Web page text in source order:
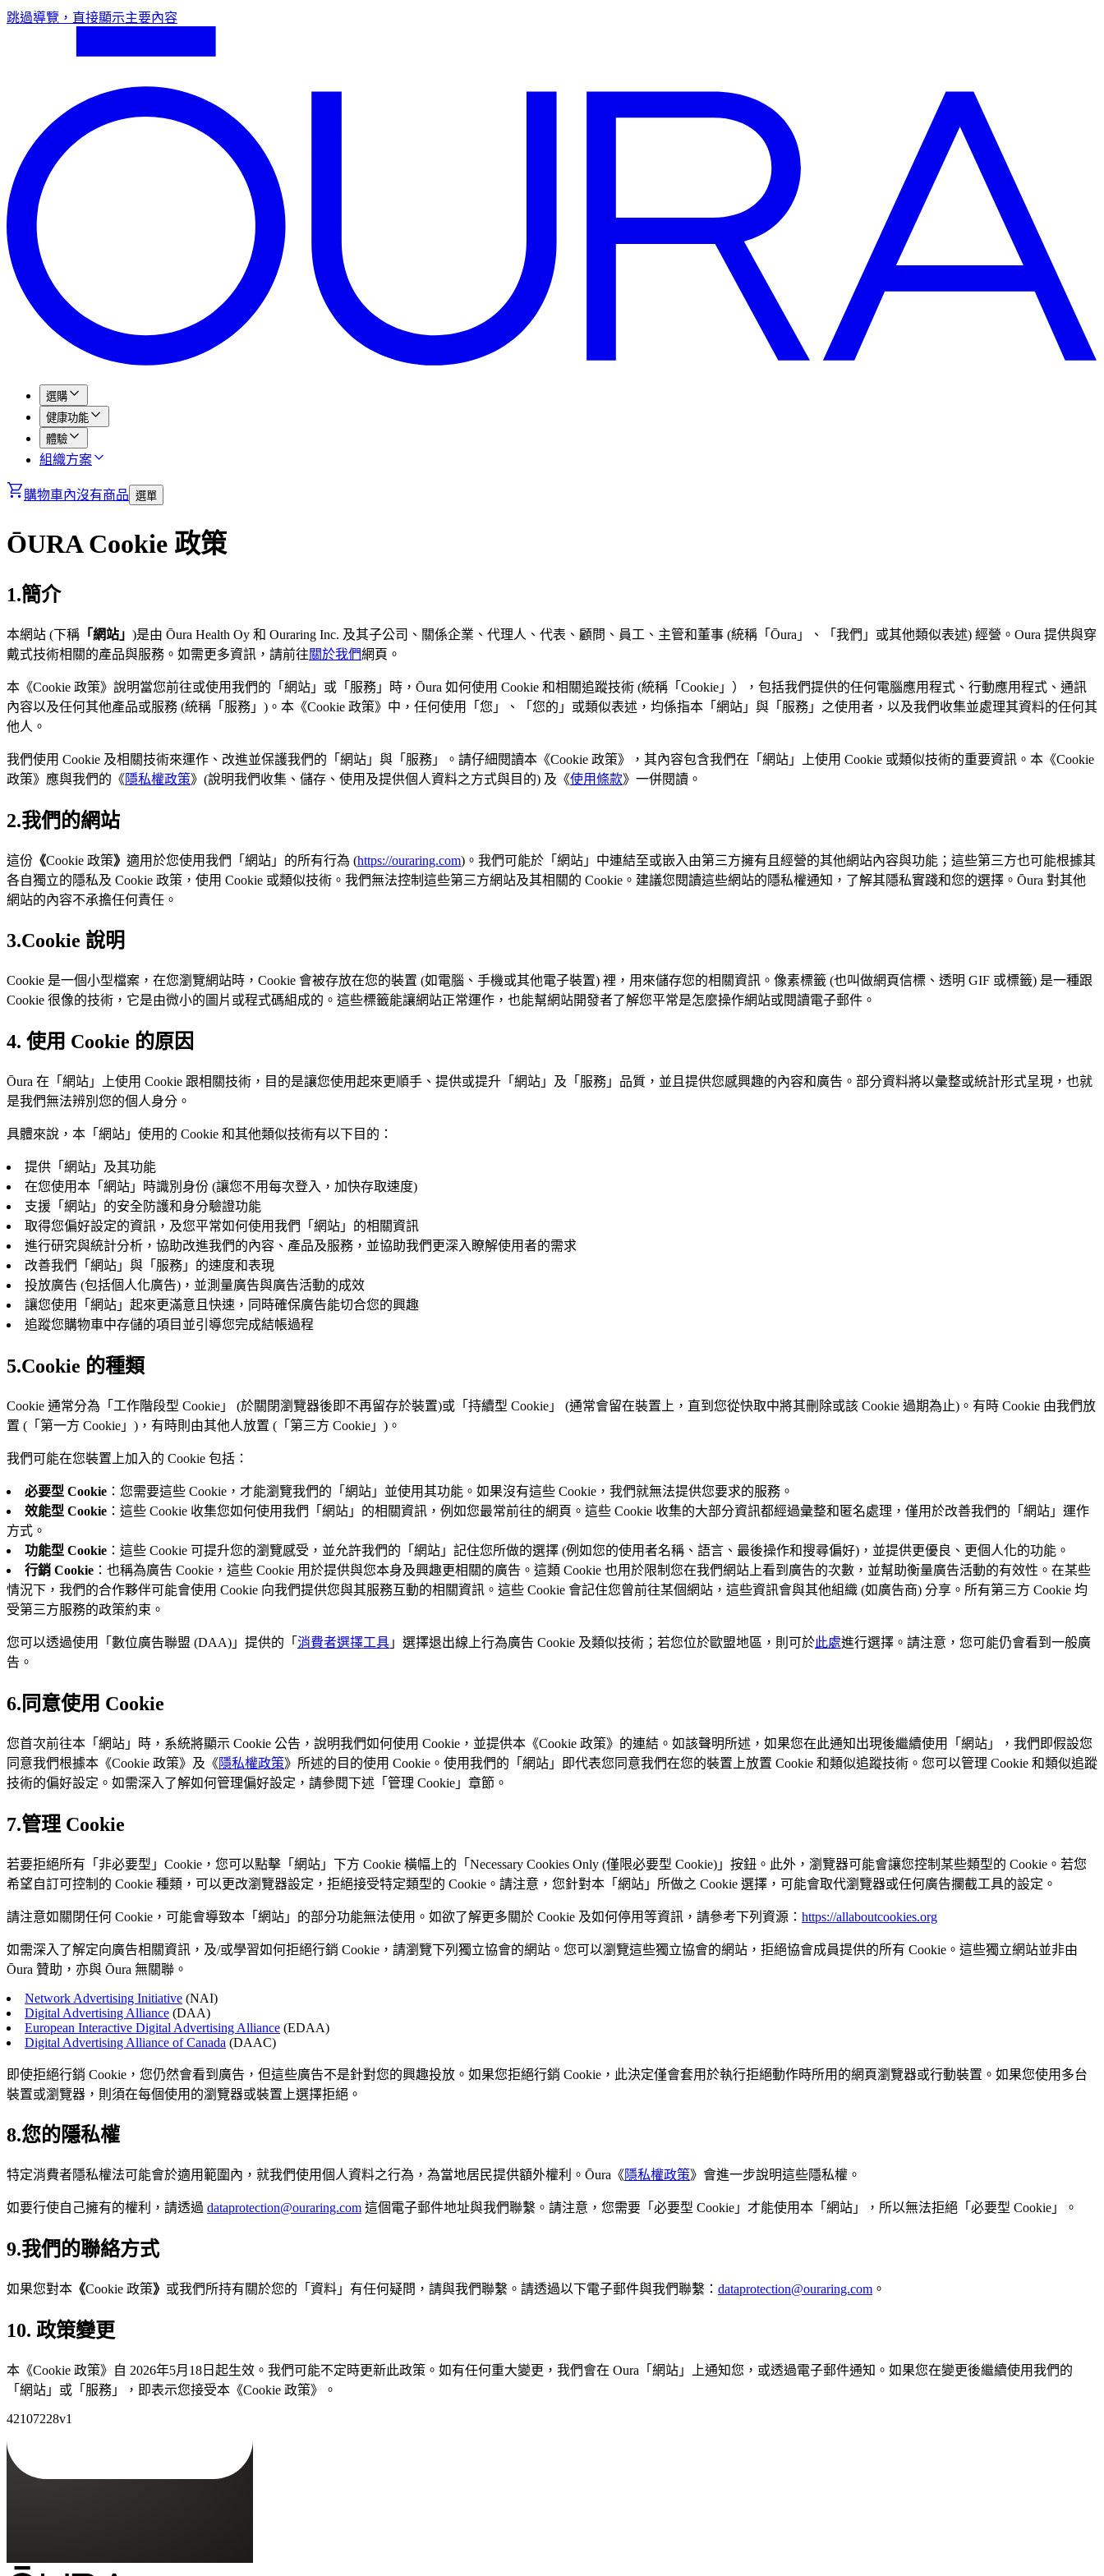
跳過導覽，直接顯示主要內容
選購
健康功能
體驗
組織方案
購物車內沒有商品 選單
ŌURA Cookie 政策
1.簡介
本網站 (下稱 「網站」 )是由 Ōura Health Oy 和 Ouraring Inc. 及其子公司、關係企業、代理人、代表、顧問、員工、主管和董事 (統稱「Ōura」、「我們」或其他類似表述) 經營。Oura 提供與穿
戴式技術相關的產品與服務。如需更多資訊，請前往關於我們網頁。
本《Cookie 政策》說明當您前往或使用我們的「網站」或「服務」時，Ōura 如何使用 Cookie 和相關追蹤技術 (統稱「Cookie」），包括我們提供的任何電腦應用程式、行動應用程式、通訊
內容以及任何其他產品或服務 (統稱「服務」)。本《Cookie 政策》中，任何使用「您」、「您的」或類似表述，均係指本「網站」與「服務」之使用者，以及我們收集並處理其資料的任何其
他人。
我們使用 Cookie 及相關技術來運作、改進並保護我們的「網站」與「服務」。請仔細閱讀本《Cookie 政策》，其內容包含我們在「網站」上使用 Cookie 或類似技術的重要資訊。本《Cookie
政策》應與我們的《隱私權政策》(說明我們收集、儲存、使用及提供個人資料之方式與目的) 及《使用條款》一併閱讀。
2.我們的網站
這份 《Cookie 政策》 適用於您使用我們「網站」的所有行為 (https://ouraring.com)。我們可能於「網站」中連結至或嵌入由第三方擁有且經營的其他網站內容與功能；這些第三方也可能根據其
各自獨立的隱私及 Cookie 政策，使用 Cookie 或類似技術。我們無法控制這些第三方網站及其相關的 Cookie。建議您閱讀這些網站的隱私權通知，了解其隱私實踐和您的選擇。Ōura 對其他
網站的內容不承擔任何責任。
3.Cookie 說明
Cookie 是一個小型檔案，在您瀏覽網站時，Cookie 會被存放在您的裝置 (如電腦、手機或其他電子裝置) 裡，用來儲存您的相關資訊。像素標籤 (也叫做網頁信標、透明 GIF 或標籤) 是一種跟
Cookie 很像的技術，它是由微小的圖片或程式碼組成的。這些標籤能讓網站正常運作，也能幫網站開發者了解您平常是怎麼操作網站或閱讀電子郵件。
4. 使用 Cookie 的原因
Ōura 在「網站」上使用 Cookie 跟相關技術，目的是讓您使用起來更順手、提供或提升「網站」及「服務」品質，並且提供您感興趣的內容和廣告。部分資料將以彙整或統計形式呈現，也就
是我們無法辨別您的個人身分。
具體來說，本「網站」使用的 Cookie 和其他類似技術有以下目的：
提供「網站」及其功能
在您使用本「網站」時識別身份 (讓您不用每次登入，加快存取速度)
支援「網站」的安全防護和身分驗證功能
取得您偏好設定的資訊，及您平常如何使用我們「網站」的相關資訊
進行研究與統計分析，協助改進我們的內容、產品及服務，並協助我們更深入瞭解使用者的需求
改善我們「網站」與「服務」的速度和表現
投放廣告 (包括個人化廣告)，並測量廣告與廣告活動的成效
讓您使用「網站」起來更滿意且快速，同時確保廣告能切合您的興趣
追蹤您購物車中存儲的項目並引導您完成結帳過程
5.Cookie 的種類
Cookie 通常分為「工作階段型 Cookie」 (於關閉瀏覽器後即不再留存於裝置)或「持續型 Cookie」 (通常會留在裝置上，直到您從快取中將其刪除或該 Cookie 過期為止)。有時 Cookie 由我們放
置 (「第一方 Cookie」)，有時則由其他人放置 (「第三方 Cookie」)。
我們可能在您裝置上加入的 Cookie 包括：
必要型 Cookie ：您需要這些 Cookie，才能瀏覽我們的「網站」並使用其功能。如果沒有這些 Cookie，我們就無法提供您要求的服務。
效能型 Cookie ：這些 Cookie 收集您如何使用我們「網站」的相關資訊，例如您最常前往的網頁。這些 Cookie 收集的大部分資訊都經過彙整和匿名處理，僅用於改善我們的「網站」運作
方式。
功能型 Cookie ：這些 Cookie 可提升您的瀏覽感受，並允許我們的「網站」記住您所做的選擇 (例如您的使用者名稱、語言、最後操作和搜尋偏好)，並提供更優良、更個人化的功能。
行銷 Cookie ：也稱為廣告 Cookie，這些 Cookie 用於提供與您本身及興趣更相關的廣告。這類 Cookie 也用於限制您在我們網站上看到廣告的次數，並幫助衡量廣告活動的有效性。在某些
情況下，我們的合作夥伴可能會使用 Cookie 向我們提供您與其服務互動的相關資訊。這些 Cookie 會記住您曾前往某個網站，這些資訊會與其他組織 (如廣告商) 分享。所有第三方 Cookie 均
受第三方服務的政策約束。
您可以透過使用「數位廣告聯盟 (DAA)」提供的「 消費者選擇工具 」選擇退出線上行為廣告 Cookie 及類似技術；若您位於歐盟地區，則可於此處進行選擇。請注意，您可能仍會看到一般廣
告。
6.同意使用 Cookie
您首次前往本「網站」時，系統將顯示 Cookie 公告，說明我們如何使用 Cookie，並提供本《Cookie 政策》的連結。如該聲明所述，如果您在此通知出現後繼續使用「網站」，我們即假設您
同意我們根據本《Cookie 政策》及《隱私權政策》所述的目的使用 Cookie。使用我們的「網站」即代表您同意我們在您的裝置上放置 Cookie 和類似追蹤技術。您可以管理 Cookie 和類似追蹤
技術的偏好設定。如需深入了解如何管理偏好設定，請參閱下述「管理 Cookie」章節。
7.管理 Cookie
若要拒絕所有「非必要型」Cookie，您可以點擊「網站」下方 Cookie 橫幅上的「Necessary Cookies Only (僅限必要型 Cookie)」按鈕。此外，瀏覽器可能會讓您控制某些類型的 Cookie。若您
希望自訂可控制的 Cookie 種類，可以更改瀏覽器設定，拒絕接受特定類型的 Cookie。請注意，您針對本「網站」所做之 Cookie 選擇，可能會取代瀏覽器或任何廣告攔截工具的設定。
請注意如關閉任何 Cookie，可能會導致本「網站」的部分功能無法使用。如欲了解更多關於 Cookie 及如何停用等資訊，請參考下列資源： https://allaboutcookies.org
如需深入了解定向廣告相關資訊，及/或學習如何拒絕行銷 Cookie，請瀏覽下列獨立協會的網站。您可以瀏覽這些獨立協會的網站，拒絕協會成員提供的所有 Cookie。這些獨立網站並非由
Ōura 贊助，亦與 Ōura 無關聯。
Network Advertising Initiative (NAI)
Digital Advertising Alliance (DAA)
European Interactive Digital Advertising Alliance (EDAA)
Digital Advertising Alliance of Canada (DAAC)
即使拒絕行銷 Cookie，您仍然會看到廣告，但這些廣告不是針對您的興趣投放。如果您拒絕行銷 Cookie，此決定僅會套用於執行拒絕動作時所用的網頁瀏覽器或行動裝置。如果您使用多台
裝置或瀏覽器，則須在每個使用的瀏覽器或裝置上選擇拒絕。
8.您的隱私權
特定消費者隱私權法可能會於適用範圍內，就我們使用個人資料之行為，為當地居民提供額外權利。Ōura《隱私權政策》會進一步說明這些隱私權。
如要行使自己擁有的權利，請透過 dataprotection@ouraring.com 這個電子郵件地址與我們聯繫。請注意，您需要「必要型 Cookie」才能使用本「網站」，所以無法拒絕「必要型 Cookie」。
9.我們的聯絡方式
如果您對本 《Cookie 政策》 或我們所持有關於您的「資料」有任何疑問，請與我們聯繫。請透過以下電子郵件與我們聯繫： dataprotection@ouraring.com 。
10. 政策變更
本《Cookie 政策》自 2026年5月18日起生效。我們可能不定時更新此政策。如有任何重大變更，我們會在 Oura「網站」上通知您，或透過電子郵件通知。如果您在變更後繼續使用我們的
「網站」或「服務」，即表示您接受本《Cookie 政策》。
42107228v1